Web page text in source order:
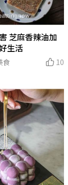
芝麻香辣油加
生活
食
10